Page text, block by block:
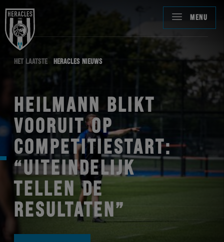
MENU
HET LAATSTE HERACLES NIEUWS
HEILMANN BLIKT
VOORUIT OP
COMPETITIESTART:
“UITEINDELIJK
TELLEN DE
RESULTATEN”